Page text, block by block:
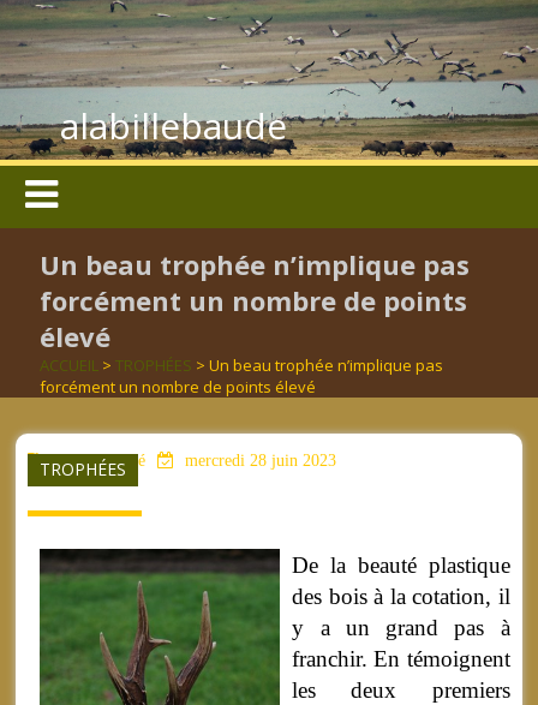
alabillebaude
Un beau trophée n’implique pas
forcément un nombre de points
élevé
ACCUEIL >TROPHÉES > Un beau trophée n’implique pas
forcément un nombre de points élevé
TROPHÉES
aucun mot clé mercredi 28 juin 2023
De la beauté plastique
des bois à la cotation, il
y a un grand pas à
franchir. En témoignent
les deux premiers